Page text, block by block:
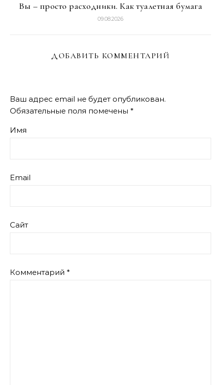
Вы – просто расходники. Как туалетная бумага
09.08.2026
ДОБАВИТЬ КОММЕНТАРИЙ
Ваш адрес email не будет опубликован.
Обязательные поля помечены *
Имя
Email
Сайт
Комментарий *